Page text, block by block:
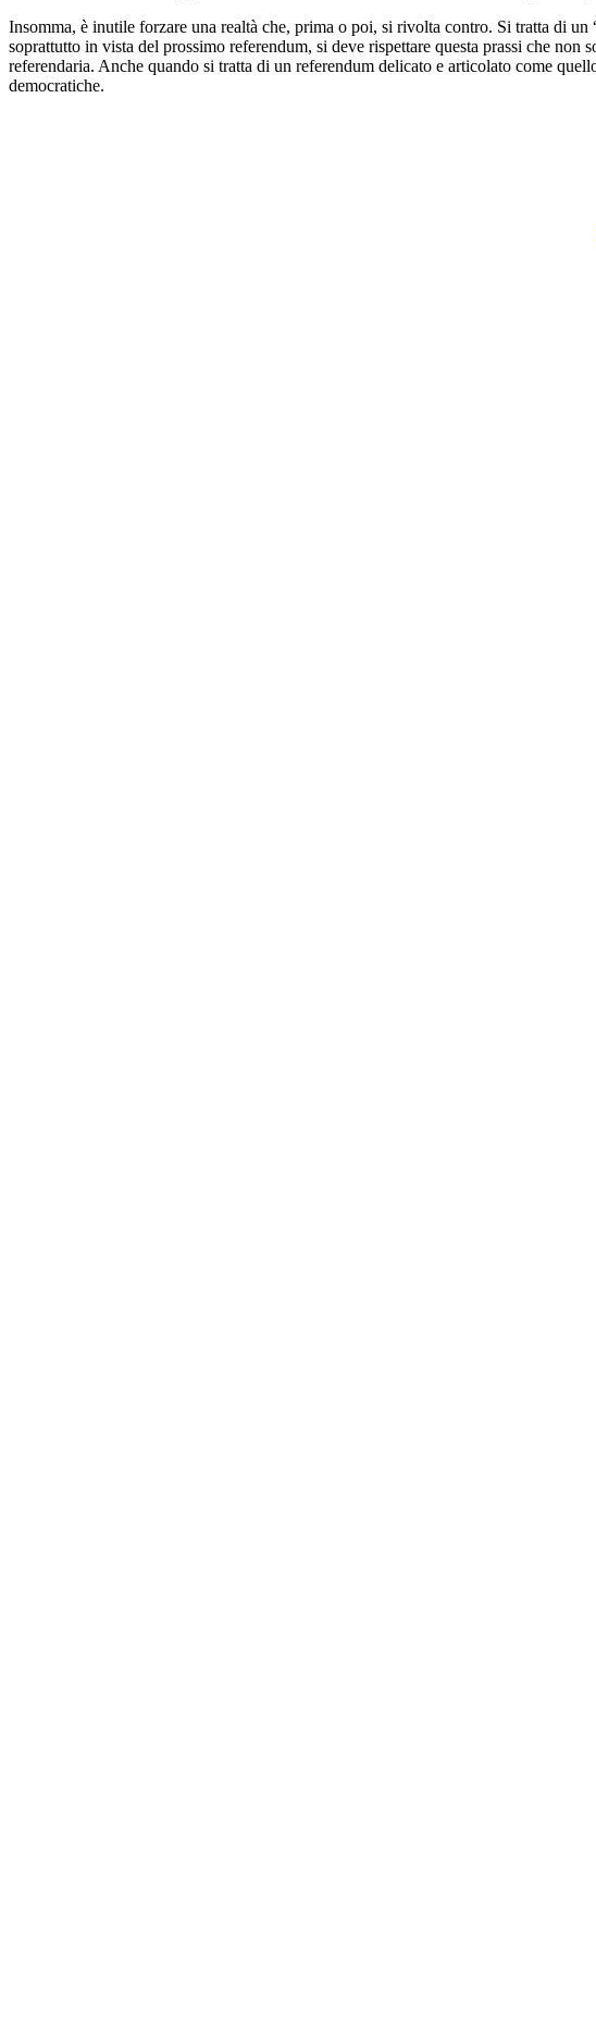
Insomma, è inutile forzare una realtà che, prima o poi, si rivolta contro. Si tratta di
soprattutto in vista del prossimo referendum, si deve rispettare questa prassi che
referendaria. Anche quando si tratta di un referendum delicato e articolato come
democratiche.